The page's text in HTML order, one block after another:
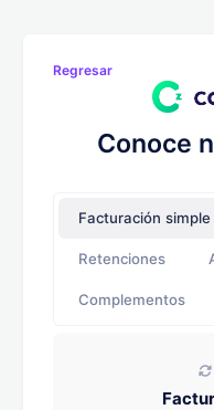
Regresar
Conoce
Facturación simple
Retenciones
Complementos